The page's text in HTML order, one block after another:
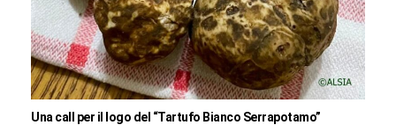
Una call per il logo del “Tartufo Bianco Serrapotamo”